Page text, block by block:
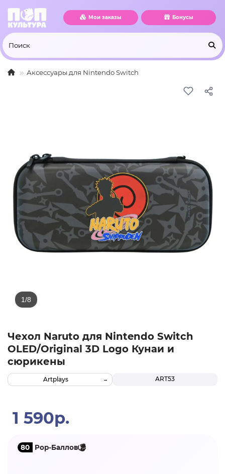
Мои заказы Бонусы
Аксессуары для Nintendo Switch
Чехол Naruto для Nintendo Switch
OLED/Original 3D Logo Кунаи и
сюрикены
ART53
Artplays
1 590р.
80 Pop-Баллов